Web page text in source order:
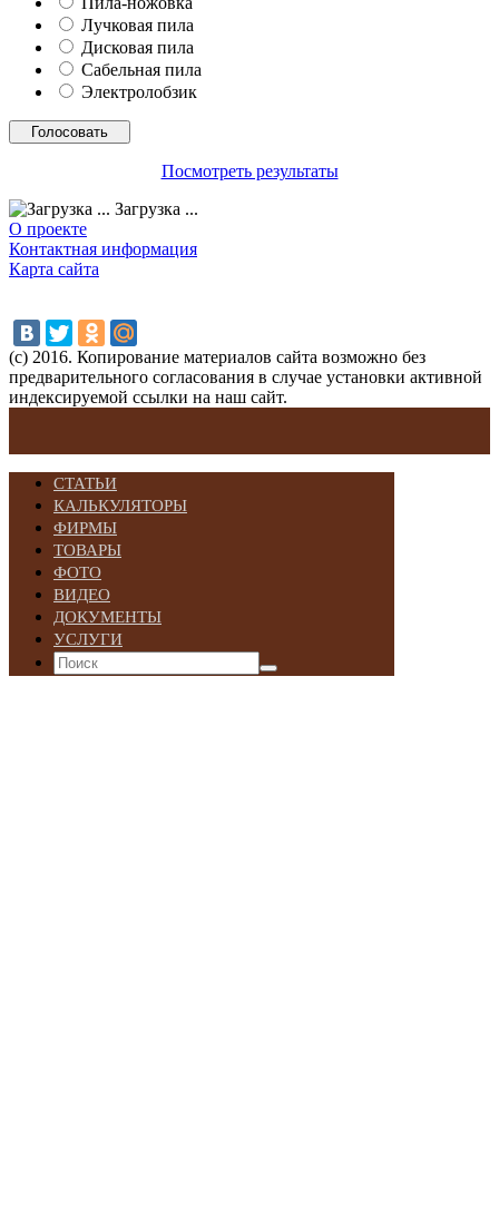
Лучковая пила
Дисковая пила
Сабельная пила
Электролобзик
Посмотреть результаты
Загрузка ...
О проекте
Контактная информация
Карта сайта
(с) 2016. Копирование материалов сайта возможно без
предварительного согласования в случае установки активной
индексируемой ссылки на наш сайт.
СТАТЬИ
КАЛЬКУЛЯТОРЫ
ФИРМЫ
ТОВАРЫ
ФОТО
ВИДЕО
ДОКУМЕНТЫ
УСЛУГИ